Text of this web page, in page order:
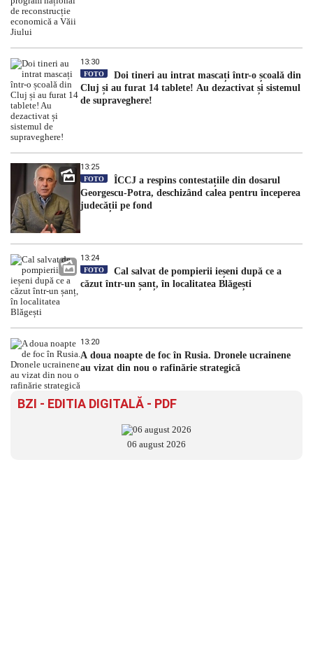
13:30
FOTO
Doi tineri au intrat mascați într-o școală din
Cluj și au furat 14 tablete! Au dezactivat și sistemul
de supraveghere!
13:25
FOTO
ÎCCJ a respins contestațiile din dosarul
Georgescu-Potra, deschizând calea pentru începerea
judecății pe fond
13:24
FOTO
Cal salvat de pompierii ieșeni după ce a
căzut într-un șanț, în localitatea Blăgești
13:20
A doua noapte de foc în Rusia. Dronele ucrainene
au vizat din nou o rafinărie strategică
BZI - EDITIA DIGITALĂ - PDF
06 august 2026